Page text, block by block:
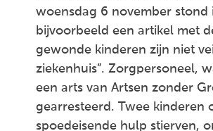
woensdag 6 november stond
bijvoorbeeld een artikel met
gewonde kinderen zijn niet
ziekenhuis”. Zorgpersoneel,
een arts van Artsen zonder
gearresteerd. Twee kinderen
spoedeisende hulp stierven,